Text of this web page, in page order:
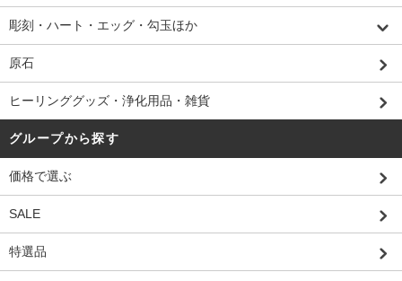
彫刻・ハート・エッグ・勾玉ほか
原石
ヒーリンググッズ・浄化用品・雑貨
グループから探す
価格で選ぶ
SALE
特選品